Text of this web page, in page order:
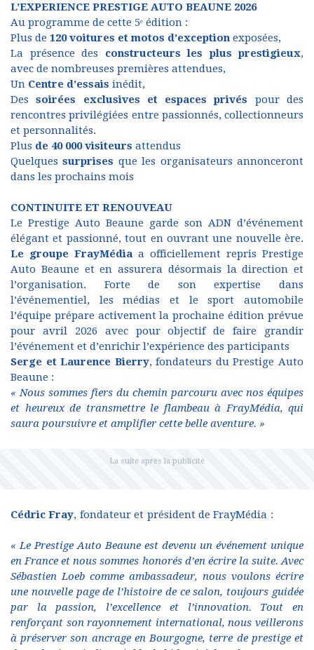
L’EXPERIENCE PRESTIGE AUTO BEAUNE 2026
Au programme de cette 5ᵉ édition :
Plus de 120 voitures et motos d’exception exposées,
La présence des constructeurs les plus prestigieux,
avec de nombreuses premières attendues,
Un Centre d’essais inédit,
Dessoirées exclusives et espaces privés pour des
rencontres privilégiées entre passionnés, collectionneurs
et personnalités.
Plus de 40 000 visiteurs attendus
Quelquessurprises que les organisateurs annonceront
dans les prochains mois
CONTINUITE ET RENOUVEAU
Le Prestige Auto Beaune garde son ADN d’événement
élégant et passionné, tout en ouvrant une nouvelle ère.
Le groupe FrayMédia a officiellement repris Prestige
Auto Beaune et en assurera désormais la direction et
l’organisation. Forte de son expertise dans
l’événementiel, les médias et le sport automobile
l’équipe prépare activement la prochaine édition prévue
pour avril 2026 avec pour objectif de faire grandir
l’événement et d’enrichir l’expérience des participants
Serge et Laurence Bierry, fondateurs du Prestige Auto
Beaune :
« Nous sommes fiers du chemin parcouru avec nos équipes
et heureux de transmettre le flambeau à FrayMédia, qui
saura poursuivre et amplifier cette belle aventure. »
Cédric Fray, fondateur et président de FrayMédia :
« Le Prestige Auto Beaune est devenu un événement unique
en France et nous sommes honorés d’en écrire la suite. Avec
Sébastien Loeb comme ambassadeur, nous voulons écrire
une nouvelle page de l’histoire de ce salon, toujours guidée
par la passion, l’excellence et l’innovation. Tout en
renforçant son rayonnement international, nous veillerons
à préserver son ancrage en Bourgogne, terre de prestige et